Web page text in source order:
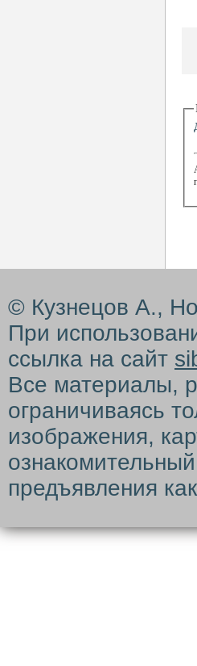
© Кузнецов А.,
При
ссылка на сайт
Все материалы,
ограничиваясь
изображения,
предъявления